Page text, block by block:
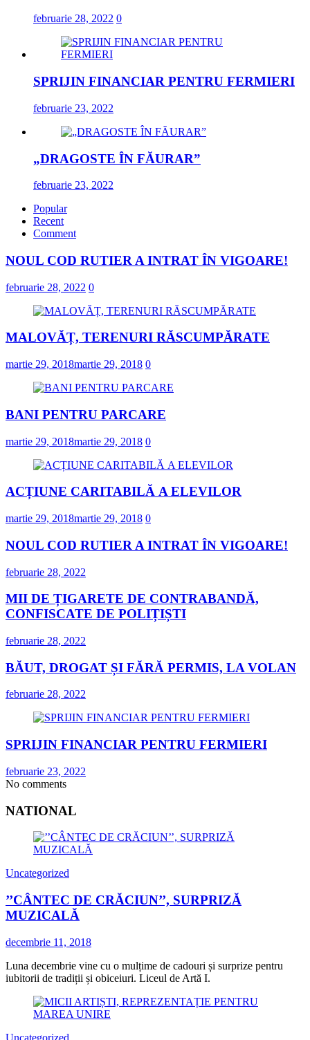
februarie 28, 2022 0
SPRIJIN FINANCIAR PENTRU FERMIERI
februarie 23, 2022
„DRAGOSTE ÎN FĂURAR”
februarie 23, 2022
Popular
Recent
Comment
NOUL COD RUTIER A INTRAT ÎN VIGOARE!
februarie 28, 2022 0
MALOVĂȚ, TERENURI RĂSCUMPĂRATE
martie 29, 2018martie 29, 2018 0
BANI PENTRU PARCARE
martie 29, 2018martie 29, 2018 0
ACȚIUNE CARITABILĂ A ELEVILOR
martie 29, 2018martie 29, 2018 0
NOUL COD RUTIER A INTRAT ÎN VIGOARE!
februarie 28, 2022
MII DE ȚIGARETE DE CONTRABANDĂ,
CONFISCATE DE POLIȚIȘTI
februarie 28, 2022
BĂUT, DROGAT ȘI FĂRĂ PERMIS, LA VOLAN
februarie 28, 2022
SPRIJIN FINANCIAR PENTRU FERMIERI
februarie 23, 2022
No comments
NATIONAL
Uncategorized
’’CÂNTEC DE CRĂCIUN’’, SURPRIZĂ
MUZICALĂ
decembrie 11, 2018
Luna decembrie vine cu o mulțime de cadouri și surprize pentru
iubitorii de tradiții și obiceiuri. Liceul de Artă I.
Uncategorized